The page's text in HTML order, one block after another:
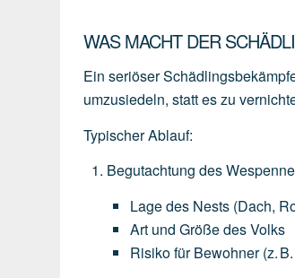
WAS MACHT DER
Ein seriöser
umzusiedeln, statt es zu
Typischer Ablauf:
Begutachtung des
Lagedes Nests (Dach,
Art und GrößedesVolks
Risikofür Bewohner (z.B.